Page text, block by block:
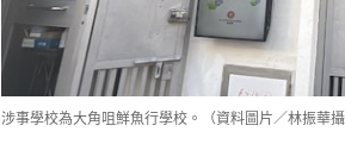
涉事學校為大角咀鮮魚行學校。（資料圖片／林振華